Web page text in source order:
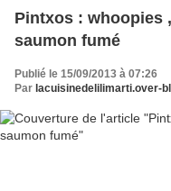
Pintxos : whoopies
saumon fumé
Publié le 15/09/2013 à 07:26
Par lacuisinedelilimarti.over-